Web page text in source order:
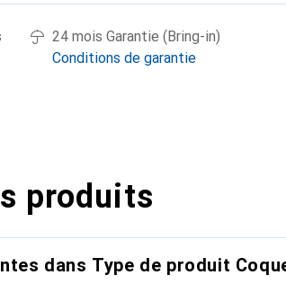
24 mois Garantie (Bring-in)
Conditions de garantie
produits
dans Type de produit